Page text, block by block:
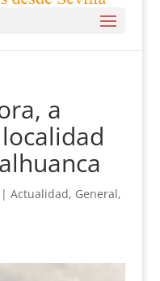
a
Actualidad, General,